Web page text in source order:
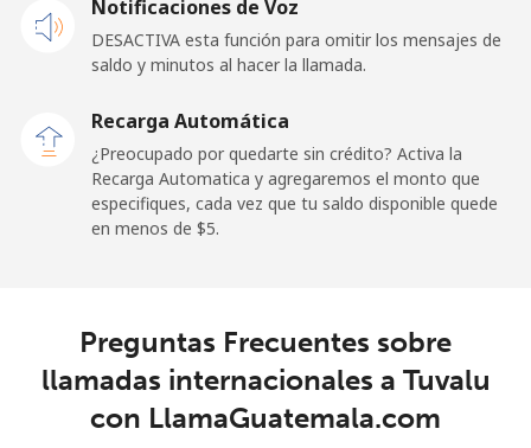
Tokelau
country
⁦316.9¢⁩
Tonga
Trinidad And Tobago
Notificaciones de Voz
DESACTIVA esta función para omitir los mensajes de
saldo y minutos al hacer la llamada.
Recarga Automática
¿Preocupado por quedarte sin crédito? Activa la
Recarga Automatica y agregaremos el monto que
especifiques, cada vez que tu saldo disponible quede
en menos de ⁦$5⁩.
Preguntas Frecuentes sobre
llamadas internacionales a Tuvalu
con LlamaGuatemala.com